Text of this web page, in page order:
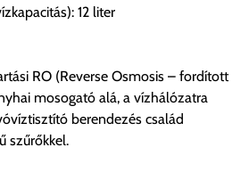
választásában, vagy a program
megvizsgálják a vásárolt
a szállítás költségét.
nincs!
program nem ismeri, rendelés esetén
12 liter
RO (Reverse Osmosis – fordított
mosogató alá, a vízhálózatra
berendezés család
szűrőkkel.